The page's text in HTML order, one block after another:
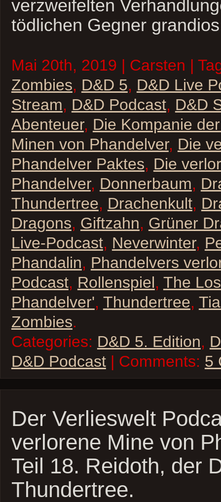
verzweifelten
tödlichen Gegner
Mai 20th, 2019 | Carsten |
Zombies, D&D 5, D&D Live
Stream, D&D Podcast, D&D
Abenteuer, Die Kompanie
Minen von Phandelver, Die
Phandelver Paktes, Die
Phandelver, Donnerbaum,
Thundertree, Drachenkult,
Dragons, Giftzahn, Grüner
Live-Podcast, Neverwinter,
Phandalin, Phandelvers
Podcast, Rollenspiel, The
Phandelver', Thundertree,
Zombies.
Categories: D&D 5. Edition,
D&D Podcast| Comments: 5
Der Verlieswelt
verlorene Mine von
Teil 18. Reidoth, der
Thundertree.